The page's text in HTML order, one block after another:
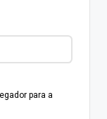
para a